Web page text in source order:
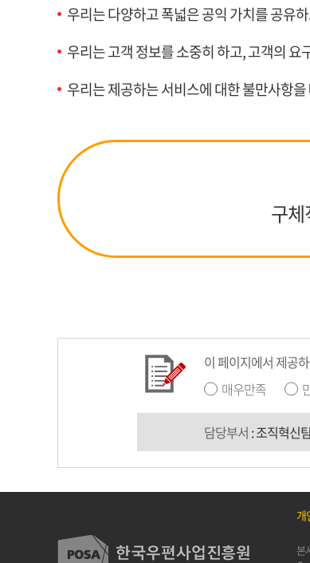
우리는 다양하고 폭넓은 공익 가치를 공유
우리는 고객 정보를 소중히 하고, 고객의
우리는 제공하는 서비스에 대한 불만사항
구
이 페이지에서 제공
매우만족
담당부서 : 조직혁신팀
개
본